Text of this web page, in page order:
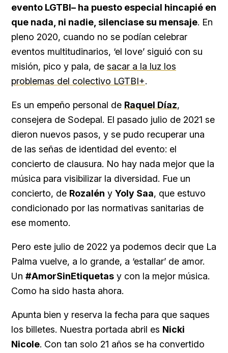
evento LGTBI– ha puesto especial hincapié en
que nada, ni nadie, silenciase su mensaje. En
pleno 2020, cuando no se podían celebrar
eventos multitudinarios, ‘el love’ siguió con su
misión, pico y pala, de sacar a la luz los
problemas del colectivo LGTBI+.
Es un empeño personal de Raquel Díaz,
consejera de Sodepal. El pasado julio de 2021 se
dieron nuevos pasos, y se pudo recuperar una
de las señas de identidad del evento: el
concierto de clausura. No hay nada mejor que la
música para visibilizar la diversidad. Fue un
concierto, de Rozalén y Yoly Saa, que estuvo
condicionado por las normativas sanitarias de
ese momento.
Pero este julio de 2022 ya podemos decir que La
Palma vuelve, a lo grande, a ‘estallar’ de amor.
Un #AmorSinEtiquetas y con la mejor música.
Como ha sido hasta ahora.
Apunta bien y reserva la fecha para que saques
los billetes. Nuestra portada abril es Nicki
Nicole. Con tan solo 21 años se ha convertido